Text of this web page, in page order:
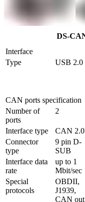
DS-
Interface
Type
USB 2.0
CAN ports specification
Number of
ports
2
Interface type CAN
Connector
9 pin D-
SUB
Interface data
rate
up to 1
Mbit/sec
Special
protocols
OBDII,
J1939,
CAN out